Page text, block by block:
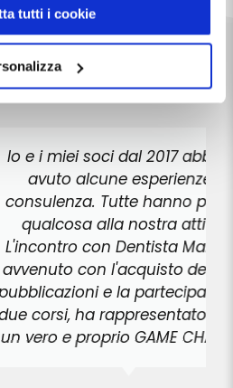
tramite apposita X in alto a
tutti i cookie
di noi
dal 2017 abbiamo
esperienze in
Tutte hanno portato
nostra attività.
Dentista Manager,
l'acquisto delle due
e la partecipazione a
rappresentato invece
GAME CHANGER.